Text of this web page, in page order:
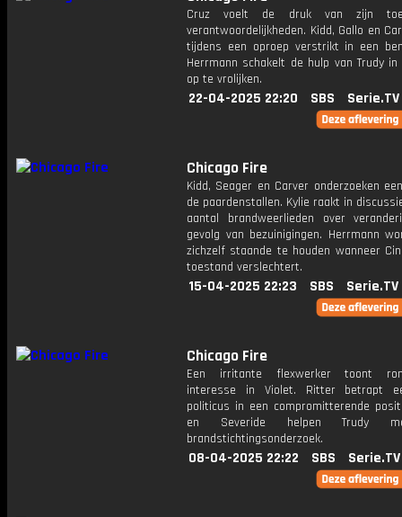
Cruz voelt de druk van zijn
verantwoordelijkheden. Kidd, Gallo en
tijdens een oproep verstrikt in een
Herrmann schakelt de hulp van Trudy in
op te vrolijken.
22-04-2025 22:20 SBS Serie.TV
Chicago Fire
Kidd, Seager en Carver onderzoeken
de paardenstallen. Kylie raakt in
aantal brandweerlieden over
gevolg van bezuinigingen. Herrmann
zichzelf staande te houden wanneer
toestand verslechtert.
15-04-2025 22:23 SBS Serie.TV
Chicago Fire
Een irritante flexwerker toont
interesse in Violet. Ritter betrapt
politicus in een compromitterende
en Severide helpen Trudy
brandstichtingsonderzoek.
08-04-2025 22:22 SBS Serie.TV